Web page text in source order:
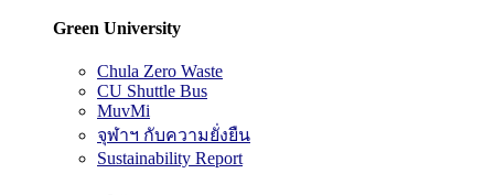
Green University
Chula Zero Waste
CU Shuttle Bus
MuvMi
จุฬาฯ กับความยั่งยืน
Sustainability Report